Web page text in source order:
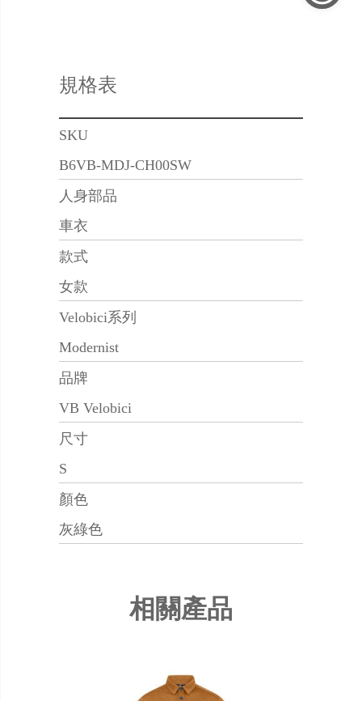
規格表
SKU
B6VB-MDJ-CH00SW
人身部品
車衣
款式
女款
Velobici系列
Modernist
品牌
VB Velobici
尺寸
S
顏色
灰綠色
相關產品